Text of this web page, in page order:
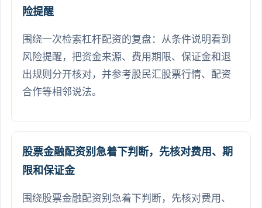
险提醒
围绕一次检索杠杆配资的复盘：从条件说明看到
风险提醒，把资金来源、费用期限、保证金和退
出规则分开核对，并参考股民汇股票行情、配资
合作等相邻说法。
股票金融配资别急着下判断，先核对费用、期
限和保证金
围绕股票金融配资别急着下判断，先核对费用、